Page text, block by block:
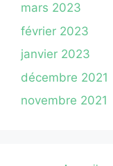
mars 2023
février 2023
janvier 2023
décembre 2021
novembre 2021